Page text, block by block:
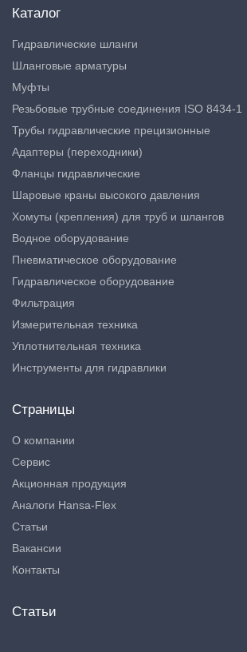
Каталог
Гидравлические шланги
Шланговые арматуры
Муфты
Резьбовые трубные соединения ISO 8434-1
Трубы гидравлические прецизионные
Адаптеры (переходники)
Фланцы гидравлические
Шаровые краны высокого давления
Хомуты (крепления) для труб и шлангов
Водное оборудование
Пневматическое оборудование
Гидравлическое оборудование
Фильтрация
Измерительная техника
Уплотнительная техника
Инструменты для гидравлики
Страницы
О компании
Сервис
Акционная продукция
Аналоги Hansa-Flex
Статьи
Вакансии
Контакты
Статьи